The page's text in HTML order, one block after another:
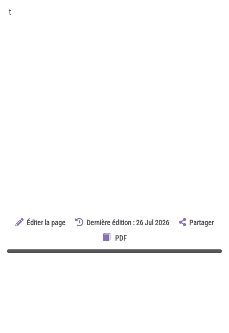
t
Éditer la page Dernière édition : 26 Jul 2026
Partager
PDF